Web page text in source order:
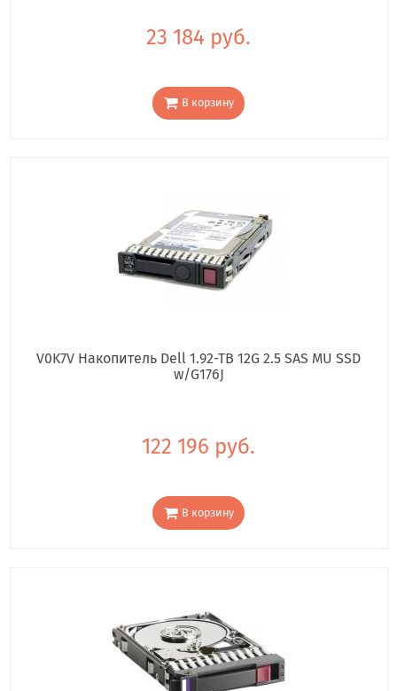
23 184 руб.
В корзину
V0K7V Накопитель Dell 1.92-TB 12G 2.5 SAS MU SSD
w/G176J
122 196 руб.
В корзину